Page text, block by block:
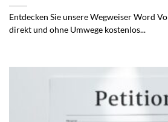
Entdecken Sie unsere Wegweiser Word
direkt und ohne Umwege kostenlos...